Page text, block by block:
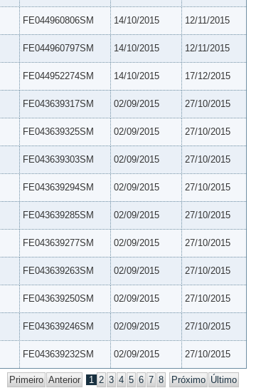
FE044960806SM 14/10/2015 12/11/2015
FE044960797SM 14/10/2015 12/11/2015
FE044952274SM 14/10/2015 17/12/2015
FE043639317SM 02/09/2015 27/10/2015
FE043639325SM 02/09/2015 27/10/2015
FE043639303SM 02/09/2015 27/10/2015
FE043639294SM 02/09/2015 27/10/2015
FE043639285SM 02/09/2015 27/10/2015
FE043639277SM 02/09/2015 27/10/2015
FE043639263SM 02/09/2015 27/10/2015
FE043639250SM 02/09/2015 27/10/2015
FE043639246SM 02/09/2015 27/10/2015
FE043639232SM 02/09/2015 27/10/2015
Primeiro Anterior 1 2 3 4 5 6 7 8 Próximo Último